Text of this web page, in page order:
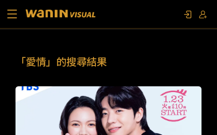
影視專題
「愛情」的搜尋結果